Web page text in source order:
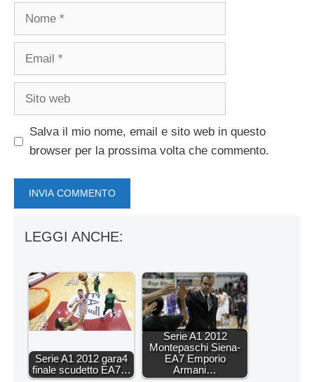
Nome
Email
Sito
Salva il mio nome, email e sito web in questo
browser per la prossima volta che commento.
LEGGI ANCHE:
Serie A1 2012 gara4
finale scudetto EA7…
Serie A1 2012
Montepaschi Siena-
EA7 Emporio
Armani…